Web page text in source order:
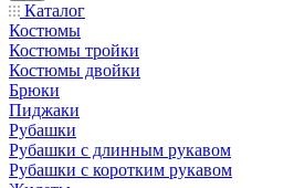
Каталог
Костюмы
Костюмы тройки
Костюмы двойки
Брюки
Пиджаки
Рубашки
Рубашки с длинным рукавом
Рубашки с коротким рукавом